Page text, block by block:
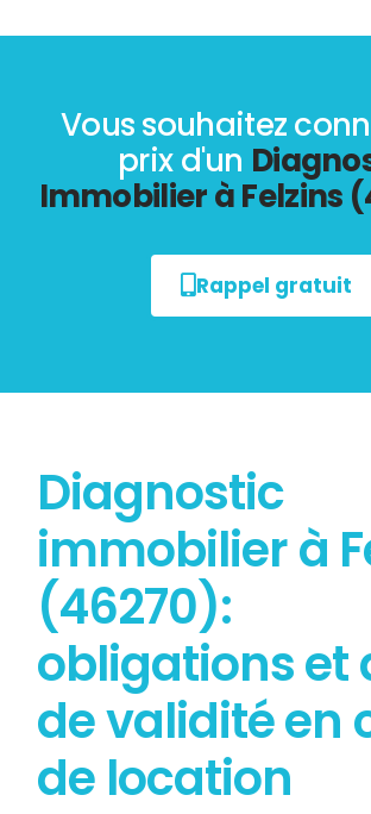
Vous souhaitez
prix d'un
Immobilier à Felzins
Rappel gratuit
Diagnostic
immobilier à
(46270):
obligations et
de validité en
de location